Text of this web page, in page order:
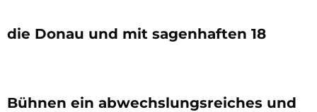
die Donau und mit sagenhaften 18
Bühnen ein abwechslungsreiches und